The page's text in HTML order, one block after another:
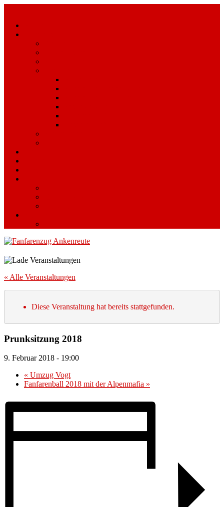
« Alle Veranstaltungen
Diese Veranstaltung hat bereits stattgefunden.
Prunksitzung 2018
9. Februar 2018 - 19:00
« Umzug Vogt
Fanfarenball 2018 mit der Alpenmafia »